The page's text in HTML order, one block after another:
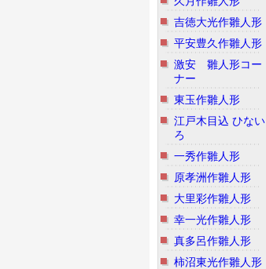
吉徳大光作雛人形
平安豊久作雛人形
激安 雛人形コー
ナー
東玉作雛人形
江戸木目込 ひない
ろ
一秀作雛人形
原孝洲作雛人形
大里彩作雛人形
幸一光作雛人形
真多呂作雛人形
柿沼東光作雛人形